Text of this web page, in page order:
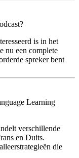
is in het
nu een complete
spreker bent
Learning
verschillende
en Duits.
die